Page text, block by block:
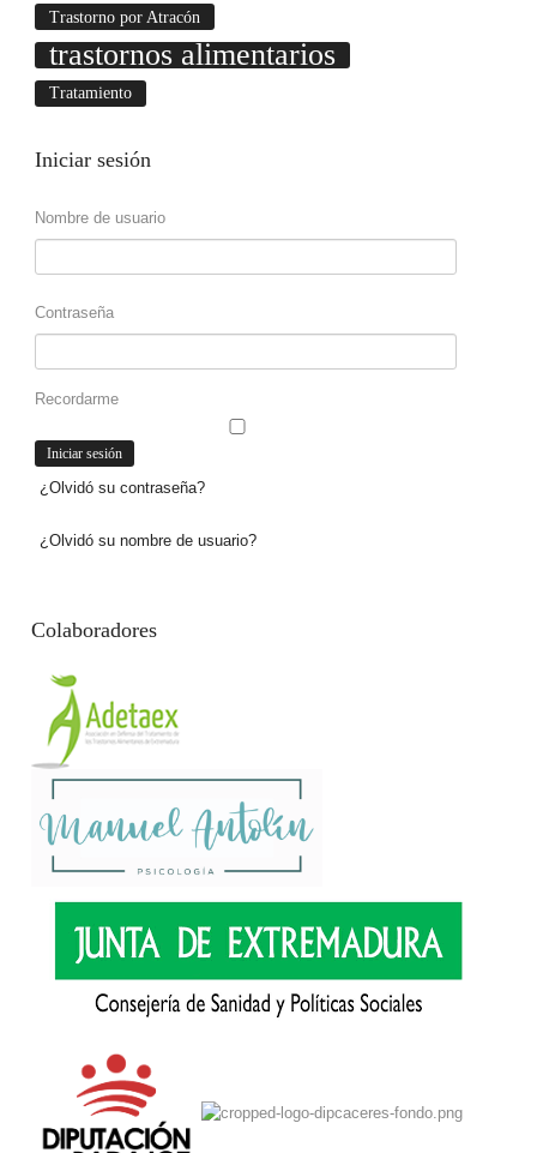
Trastorno por Atracón
trastornos alimentarios
Tratamiento
Iniciar sesión
Nombre de usuario
Contraseña
Recordarme
¿Olvidó su contraseña?
¿Olvidó su nombre de usuario?
Colaboradores